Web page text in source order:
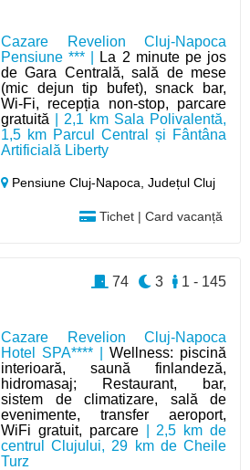
Cazare Revelion Cluj-Napoca
Pensiune *** |
La 2 minute pe jos
de Gara Centrală, sală de mese
(mic dejun tip bufet), snack bar,
Wi-Fi, recepția non-stop, parcare
gratuită | 2,1 km Sala Polivalentă,
1,5 km Parcul Central și Fântâna
Artificială Liberty
Pensiune Cluj-Napoca,Județul Cluj
Tichet | Card vacanță
Cazare Revelion Cluj-Napoca
Hotel SPA**** |Wellness: piscină
interioară, saună finlandeză,
hidromasaj; Restaurant, bar,
sistem de climatizare, sală de
evenimente, transfer aeroport,
WiFi gratuit, parcare| 2,5 km de
centrul Clujului, 29 km de Cheile
Turz
1 - 145
3
74